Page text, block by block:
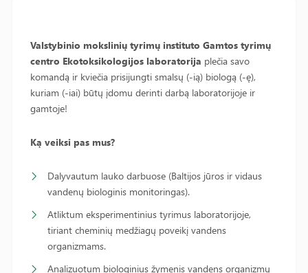
Valstybinio mokslinių tyrimų instituto Gamtos tyrimų
centro Ekotoksikologijos laboratorija plečia savo
komandą ir kviečia prisijungti smalsų (-ią) biologą (-ę),
kuriam (-iai) būtų įdomu derinti darbą laboratorijoje ir
gamtoje!
Ką veiksi pas mus?
Dalyvautum lauko darbuose (Baltijos jūros ir vidaus
vandenų biologinis monitoringas).
Atliktum eksperimentinius tyrimus laboratorijoje,
tiriant cheminių medžiagų poveikį vandens
organizmams.
Analizuotum biologinius žymenis vandens organizmų